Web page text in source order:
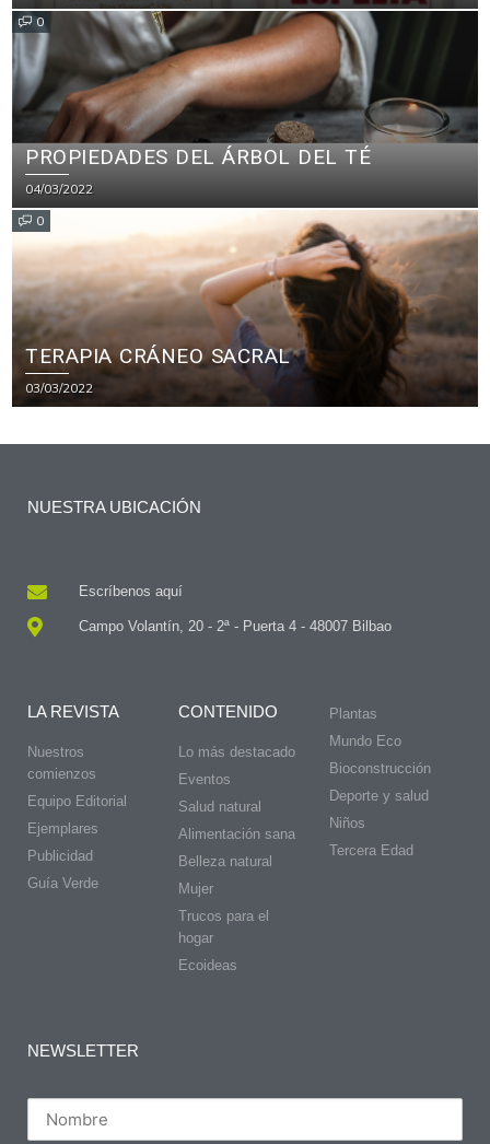
0
PROPIEDADES DEL ÁRBOL DEL TÉ
04/03/2022
0
TERAPIA CRÁNEO SACRAL
03/03/2022
NUESTRA UBICACIÓN
Escríbenos aquí
Campo Volantín, 20 - 2ª - Puerta 4 - 48007 Bilbao
LA REVISTA
Nuestros
comienzos
Equipo Editorial
Ejemplares
Publicidad
Guía Verde
CONTENIDO
Lo más destacado
Eventos
Salud natural
Alimentación sana
Belleza natural
Mujer
Trucos para el
hogar
Ecoideas
Plantas
Mundo Eco
Bioconstrucción
Deporte y salud
Niños
Tercera Edad
NEWSLETTER